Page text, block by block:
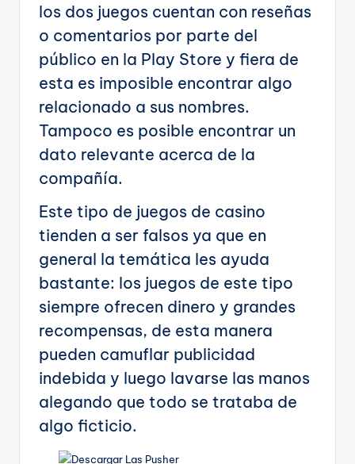
los dos juegos cuentan con reseñas
o comentarios por parte del
público en la Play Store y fiera de
esta es imposible encontrar algo
relacionado a sus nombres.
Tampoco es posible encontrar un
dato relevante acerca de la
compañía.
Este tipo de juegos de casino
tienden a ser falsos ya que en
general la temática les ayuda
bastante: los juegos de este tipo
siempre ofrecen dinero y grandes
recompensas, de esta manera
pueden camuflar publicidad
indebida y luego lavarse las manos
alegando que todo se trataba de
algo ficticio.